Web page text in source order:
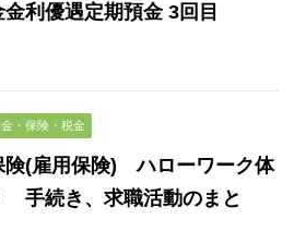
利優遇定期預金 3回目
・保険・税金
険(雇用保険) ハローワーク体
手続き、求職活動のまと